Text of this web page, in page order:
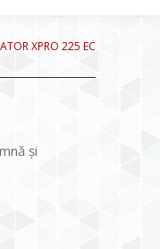
XPRO 225 EC
şi